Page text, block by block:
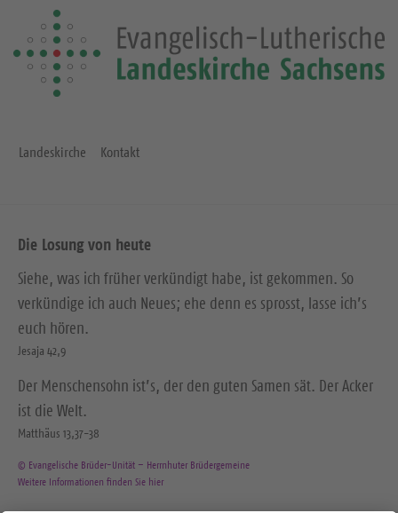
Landeskirche Kontakt
Die Losung von heute
Siehe, was ich früher verkündigt habe, ist gekommen. So
verkündige ich auch Neues; ehe denn es sprosst, lasse ich’s
euch hören.
Jesaja 42,9
Der Menschensohn ist’s, der den guten Samen sät. Der Acker
ist die Welt.
Matthäus 13,37-38
© Evangelische Brüder-Unität – Herrnhuter Brüdergemeine
Weitere Informationen finden Sie hier